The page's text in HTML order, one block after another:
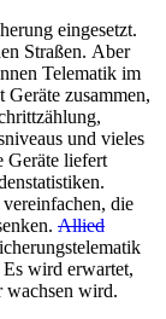
eingesetzt.
Straßen. Aber
Telematik im
Geräte zusammen,
und vieles
Geräte liefert
die
Allied
wird erwartet,
wachsen wird.